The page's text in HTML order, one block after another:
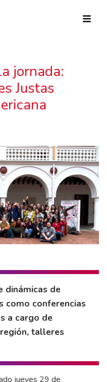
jornada:
Justas
dinámicas de
como conferencias
a cargo de
talleres
jueves 29 de